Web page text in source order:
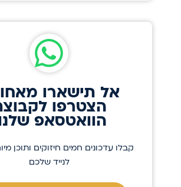
אל תישארו
הצטרפו
הוואטסאפ
קבלו עדכונים חמים חיזוקים ותוכן
לנייד שלכם